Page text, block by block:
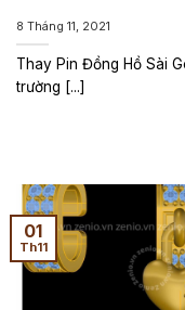
8 Tháng 11, 2021
Thay Pin Đồng Hồ Sài
trường [...]
01
Th11